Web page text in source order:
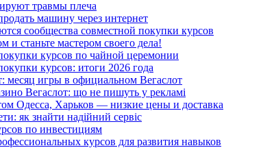
травмы плеча
машину через интернет
сообщества совместной покупки курсов
и станьте мастером своего дела!
курсов по чайной церемонии
курсов: итоги 2026 года
игры в официальном Вегаслот
Вегаслот: що не пишуть у рекламі
Одесса, Харьков — низкие цены и доставка
як знайти надійний сервіс
по инвестициям
курсов для развития навыков